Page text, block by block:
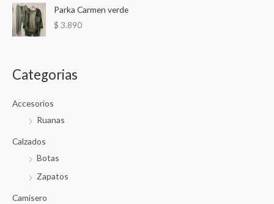
Parka Carmen verde
$ 3.890
Categorias
Accesorios
Ruanas
Calzados
Botas
Zapatos
Camisero